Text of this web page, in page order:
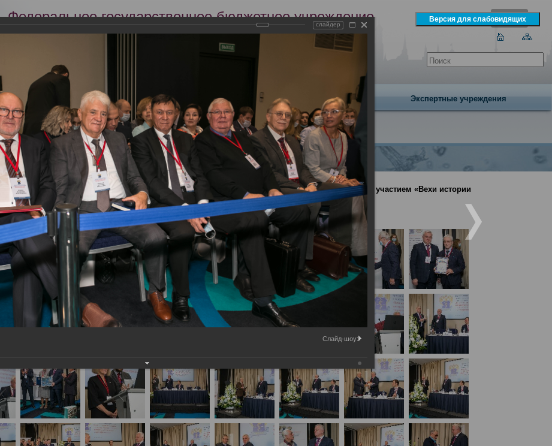
Федеральное государственное бюджетное учреждение
Российский центр судебно-медицинской экспертизы
Научная деятельность Экспертиза Образование Издательство Экспертные учреждения
научно-практическая конференция с международным участием «Вехи истории
2021 года состоялась Всероссийская научно-практическая конференция с международным участием «Вехи истории
центра судебно-медицинской экспертизы. К 90-летию со дня образования»(День1)
слайдер
Слайд-шоу: